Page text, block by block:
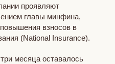
проявляют
главы минфина,
взносов в
(National Insurance).
месяца оставалось